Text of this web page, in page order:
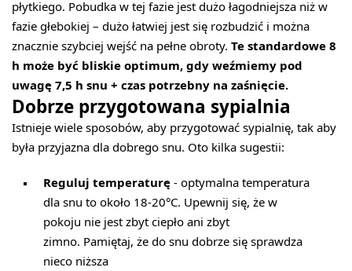
płytkiego. Pobudka w tej fazie jest dużo łagodniejsza niż w
fazie głebokiej – dużo łatwiej jest się rozbudzić i można
znacznie szybciej wejść na pełne obroty. Te standardowe 8
h może być bliskie optimum, gdy weźmiemy pod
uwagę 7,5 h snu + czas potrzebny na zaśnięcie.
Dobrze przygotowana sypialnia
Istnieje wiele sposobów, aby przygotować sypialnię, tak aby
była przyjazna dla dobrego snu. Oto kilka sugestii:
Reguluj temperaturę - optymalna temperatura
dla snu to około 18-20°C. Upewnij się, że w
pokoju nie jest zbyt ciepło ani zbyt
zimno. Pamiętaj, że do snu dobrze się sprawdza
nieco niższa